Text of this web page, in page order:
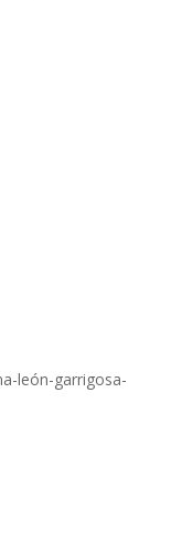
león-garrigosa-